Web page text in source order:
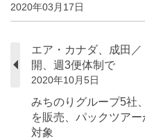
2020年03月17日
エア・カナダ、成田
開、週3便体制で
2020年10月5日
みちのりグループ5社
を販売、パックツア
対象